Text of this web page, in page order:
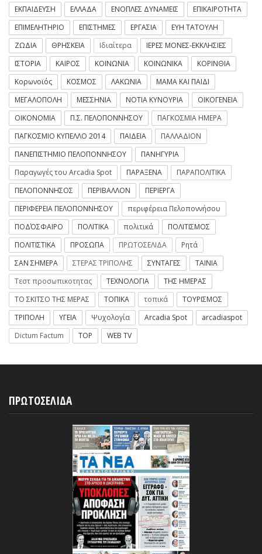
ΕΚΠΑΙΔΕΥΣΗ
ΕΛΛΑΔΑ ΕΝΟΠΛΕΣ ΔΥΝΑΜΕΙΣ
ΕΠΙΚΑΙΡΟΤΗΤΑ
ΕΠΙΜΕΛΗΤΗΡΙΟ
ΕΠΙΣΤΗΜΕΣ ΕΡΓΑΣΙΑ
ΕΥΗ ΤΑΤΟΥΛΗ
ΖΩΔΙΑ
ΘΡΗΣΚΕΙΑ Ιδιαίτερα
ΙΕΡΕΣ ΜΟΝΕΣ-ΕΚΚΛΗΣΙΕΣ
ΙΣΤΟΡΙΑ
ΚΑΙΡΟΣ ΚΟΙΝΩΝΙΑ ΚΟΙΝΩΝΙΚΑ
ΚΟΡΙΝΘΙΑ
Κορωνοϊός
ΚΟΣΜΟΣ ΛΑΚΩΝΙΑ
ΜΑΜΑ ΚΑΙ ΠΑΙΔΙ
ΜΕΓΑΛΟΠΟΛΗ
ΜΕΣΣΗΝΙΑ ΝΟΤΙΑ ΚΥΝΟΥΡΙΑ
ΟΙΚΟΓΕΝΕΙΑ
ΟΙΚΟΝΟΜΙΑ
Π.Σ. ΠΕΛΟΠΟΝΝΗΣΟΥ
ΠΑΓΚΟΣΜΙΑ ΗΜΕΡΑ
ΠΑΓΚΟΣΜΙΟ ΚΥΠΕΛΛΟ 2014
ΠΑΙΔΕΙΑ
ΠΑΛΛΑΔΙΟΝ
ΠΑΝΕΠΙΣΤΗΜΙΟ ΠΕΛΟΠΟΝΝΗΣΟΥ
ΠΑΝΗΓΥΡΙΑ
Παραγωγές του Arcadia Spot
ΠΑΡΑΞΕΝΑ
ΠΑΡΑΠΟΛΙΤΙΚΑ
ΠΕΛΟΠΟΝΝΗΣΟΣ
ΠΕΡΙΒΑΛΛΟΝ
ΠΕΡΙΕΡΓΑ
ΠΕΡΙΦΕΡΕΙΑ ΠΕΛΟΠΟΝΝΗΣΟΥ
περιφέρεια Πελοποννήσου
ΠΟΔΌΣΦΑΙΡΟ
ΠΟΛΙΤΙΚΑ πολιτικά
ΠΟΛΙΤΙΣΜΟΣ
ΠΟΛΙΤΙΣΤΙΚΑ
ΠΡΟΣΩΠΑ ΠΡΩΤΟΣΕΛΙΔΑ
Ρητά
ΣΑΝ ΣΗΜΕΡΑ
ΣΤΕΡΑΣ ΤΡΙΠΟΛΗΣ ΣΥΝΤΑΓΕΣ
ΤΑΙΝΙΑ
Τεστ προσωπικοτητας
ΤΕΧΝΟΛΟΓΙΑ
ΤΗΣ ΗΜΕΡΑΣ
ΤΟ ΣΚΙΤΣΟ ΤΗΣ ΜΕΡΑΣ
ΤΟΠΙΚΑ τοπικά
ΤΟΥΡΙΣΜΟΣ
ΤΡΙΠΟΛΗ
ΥΓΕΙΑ Ψυχολογία Arcadia Spot
arcadiaspot
Dictum Factum
TOP WEB TV
ΠΡΩΤΟΣΕΛΙΔΑ